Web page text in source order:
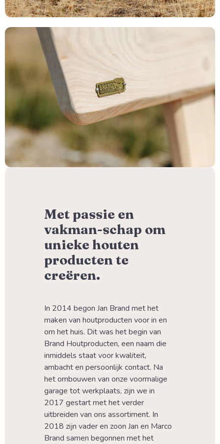
Met passie en
vakman-schap om
unieke houten
producten te
creëren.
In 2014 begon Jan Brand met het
maken van houtproducten voor in en
om het huis. Dit was het begin van
Brand Houtproducten, een naam die
inmiddels staat voor kwaliteit,
ambacht en persoonlijk contact. Na
het ombouwen van onze voormalige
garage tot werkplaats, zijn we in
2017 gestart met het verder
uitbreiden van ons assortiment. In
2018 zijn vader en zoon Jan en Marco
Brand samen begonnen met het